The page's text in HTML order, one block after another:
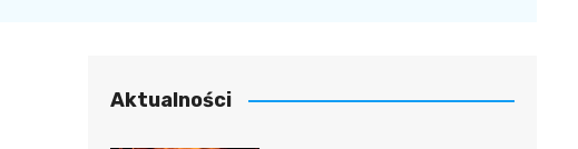
Aktualności